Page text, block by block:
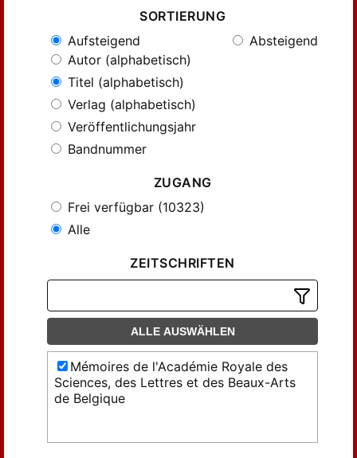
SORTIERUNG
Aufsteigend
Absteigend
Autor (alphabetisch)
Titel (alphabetisch)
Verlag (alphabetisch)
Veröffentlichungsjahr
Bandnummer
ZUGANG
Frei verfügbar (10323)
Alle
ZEITSCHRIFTEN
ALLE AUSWÄHLEN
Mémoires de l'Académie Royale des
Sciences, des Lettres et des Beaux-Arts
de Belgique